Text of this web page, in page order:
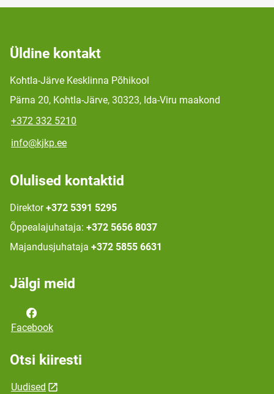
Üldine kontakt
Kohtla-Järve Kesklinna Põhikool
Pärna 20, Kohtla-Järve, 30323, Ida-Viru maakond
+372 332 5210
info@kjkp.ee
Olulised kontaktid
Direktor +372 5391 5295
Õppealajuhataja: +372 5656 8037
Majandusjuhataja +372 5855 6631
Jälgi meid
Facebook
Otsi kiiresti
Uudised